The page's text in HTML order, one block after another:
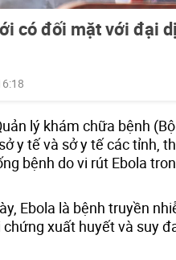
có đối mặt với đại
lý khám chữa bệnh
y tế và sở y tế các tỉnh,
bệnh do vi rút Ebola
Ebola là bệnh truyền
xuất huyết và suy